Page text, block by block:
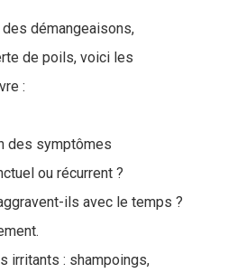
démangeaisons,
de poils, voici les
:
des symptômes
ou récurrent ?
ils avec le temps ?
irritants : shampoings,